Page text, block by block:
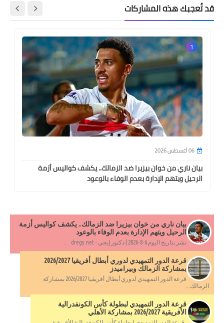
قد تُعجبك هذه المشاركات
1
06 أغسطس 2026
بيان ناري من خوان بيزيرا ضد الزمالك.. يكشف كواليس أزمة
الرحيل ويتهم الإدارة بعدم الوفاء بالوعود
بيان ناري من خوان بيزيرا ضد الزمالك.. يكشف كواليس أزمة
الرحيل ويتهم الإدارة بعدم الوفاء بالوعود
نشر بتاريخ اليوم 6-8-2026 | دكتور إيجي - dregy.net ...
قرعة الدور التمهيدي لدوري أبطال أفريقيا 2026/2027
بمشاركة الزمالك وبيراميدز
قرعة الدور التمهيدي لدوري أبطال أفريقيا 2026/2027 بمشاركة
الزمالك...
قرعة الدور التمهيدي لبطولة كأس الكونفدرالية
الأفريقية 2026/2027 بمشاركة الأهلي